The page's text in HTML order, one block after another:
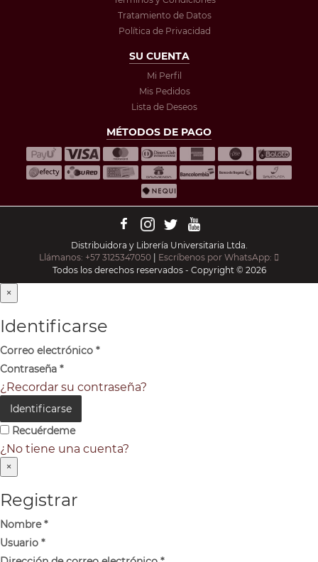
Tratamiento de Datos
Política de Privacidad
SU CUENTA
Mi Perfil
Mis Pedidos
Lista de Deseos
MÉTODOS DE PAGO
Distribuidora y Librería Universitaria Ltda.
Llámanos: +57 3125347050
Escríbenos por WhatsApp:
Todos los derechos reservados - Copyright © 2026
×
Identificarse
Correo electrónico *
Contraseña *
¿Recordar su contraseña?
Identificarse
Recuérdeme
¿No tiene una cuenta?
×
Registrar
Nombre*
Usuario *